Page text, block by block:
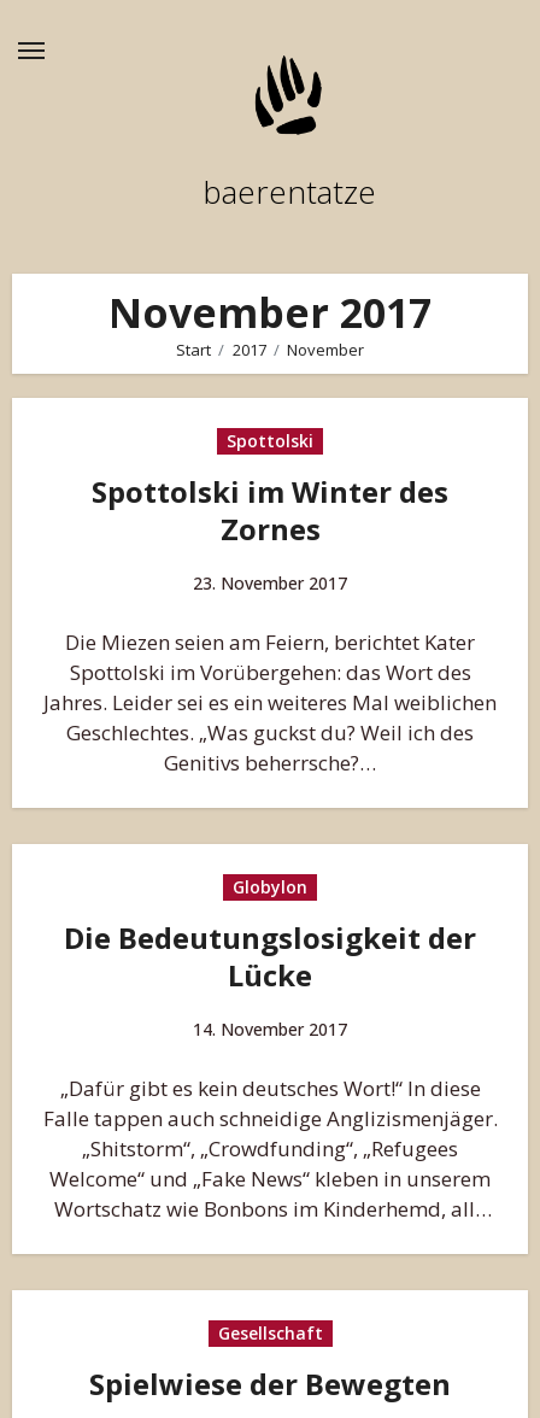
Inhalt
baerentatze
November 2017
Start 2017 November
Spottolski
Spottolski im Winter des
Zornes
23. November 2017
Die Miezen seien am Feiern, berichtet Kater
Spottolski im Vorübergehen: das Wort des
Jahres. Leider sei es ein weiteres Mal weiblichen
Geschlechtes. „Was guckst du? Weil ich des
Genitivs beherrsche?…
Globylon
Die Bedeutungslosigkeit der
Lücke
14. November 2017
„Dafür gibt es kein deutsches Wort!“ In diese
Falle tappen auch schneidige Anglizismenjäger.
„Shitstorm“, „Crowdfunding“, „Refugees
Welcome“ und „Fake News“ kleben in unserem
Wortschatz wie Bonbons im Kinderhemd, alle
Gesellschaft
Spielwiese der Bewegten